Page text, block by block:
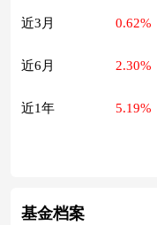
近3月 0.62%
近6月 2.30%
近1年 5.19%
基金档案